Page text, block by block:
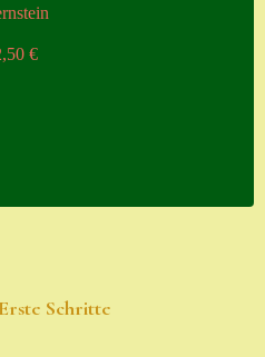
€
Schritte